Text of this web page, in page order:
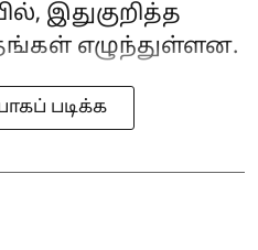
இதுகுறித்த
எழுந்துள்ளன.
படிக்க